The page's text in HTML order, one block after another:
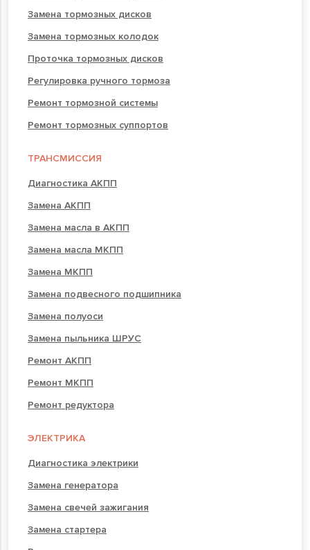
Замена тормозных дисков
Замена тормозных колодок
Проточка тормозных дисков
Регулировка ручного тормоза
Ремонт тормозной системы
Ремонт тормозных суппортов
ТРАНСМИССИЯ
Диагностика АКПП
Замена АКПП
Замена масла в АКПП
Замена масла МКПП
Замена МКПП
Замена подвесного подшипника
Замена полуоси
Замена пыльника ШРУС
Ремонт АКПП
Ремонт МКПП
Ремонт редуктора
ЭЛЕКТРИКА
Диагностика электрики
Замена генератора
Замена свечей зажигания
Замена стартера